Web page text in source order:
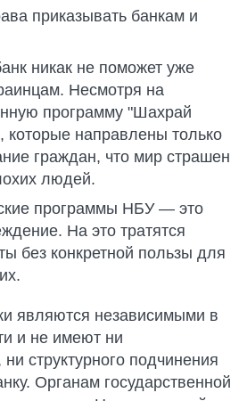
приказывать банкам и
никак не поможет уже
Несмотря на
программу "Шахрай
которые направлены только
граждан, что мир страшен
людей.
программы НБУ — это
На это тратятся
без конкретной пользы для
являются независимыми в
и не имеют ни
структурного подчинения
Органам государственной